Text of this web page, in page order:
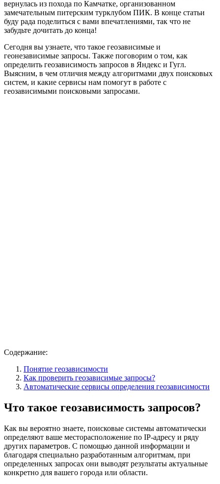
вернулась из похода по Камчатке, организованном
замечательным питерским турклубом ПИК. В конце статьи
буду рада поделиться с вами впечатлениями, так что не
забудьте дочитать до конца!
Сегодня вы узнаете, что такое геозависимые и
геонезависимые запросы. Также поговорим о том, как
определить геозависимость запросов в Яндекс и Гугл.
Выясним, в чем отличия между алгоритмами двух поисковых
систем, и какие сервисы нам помогут в работе с
геозависимыми поисковыми запросами.
Содержание:
Понятие геозависимости
Как проверить геозависимые запросы?
Автоматические сервисы определения геозависимости
Что такое геозависимость запросов?
Как вы вероятно знаете, поисковые системы автоматически
определяют ваше месторасположение по IP-адресу и ряду
других параметров. С помощью данной информации и
благодаря специально разработанным алгоритмам, при
определенных запросах они выводят результаты актуальные
конкретно для вашего города или области.